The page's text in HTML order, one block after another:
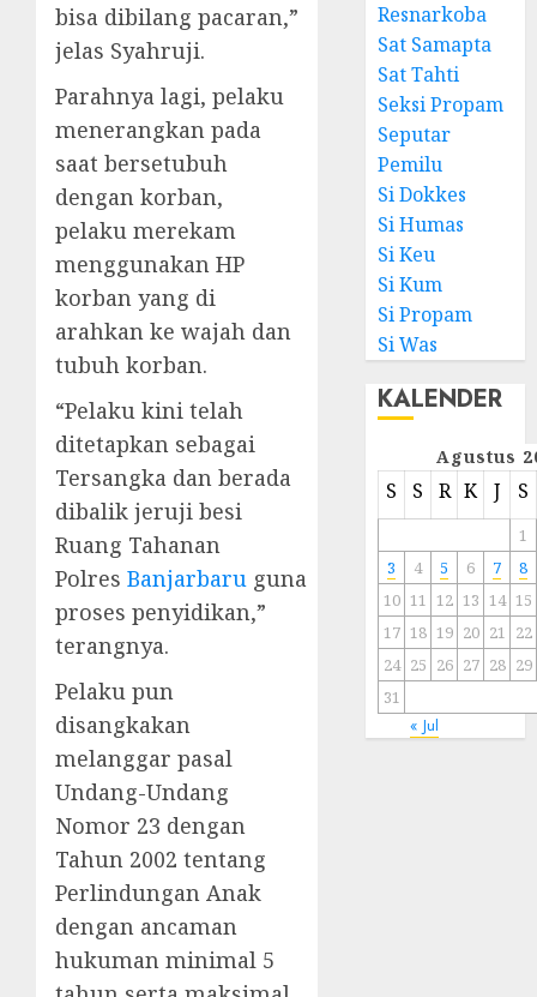
bisa dibilang pacaran,”
jelas Syahruji.
Parahnya lagi, pelaku
menerangkan pada
saat bersetubuh
dengan korban,
pelaku merekam
menggunakan HP
korban yang di
arahkan ke wajah dan
tubuh korban.
“Pelaku kini telah
ditetapkan sebagai
Tersangka dan berada
dibalik jeruji besi
Ruang Tahanan
Polres Banjarbaru guna
proses penyidikan,”
terangnya.
Pelaku pun
disangkakan
melanggar pasal
Undang-Undang
Nomor 23 dengan
Tahun 2002 tentang
Perlindungan Anak
dengan ancaman
hukuman minimal 5
Resnarkoba
Sat Samapta
Sat Tahti
Seksi Propam
Seputar
Pemilu
Si Dokkes
Si Humas
Si Keu
Si Kum
Si Propam
Si Was
KALENDER
Agustus
S S R K J S
1
3
4 5 6 7
8
10 11 12 13 14 15
17 18 19 20 21 22
24 25 26 27 28 29
31
« Jul